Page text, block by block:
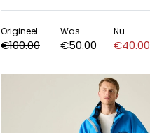
Origineel
€100.00
Was
€50.00
Nu
€40.00